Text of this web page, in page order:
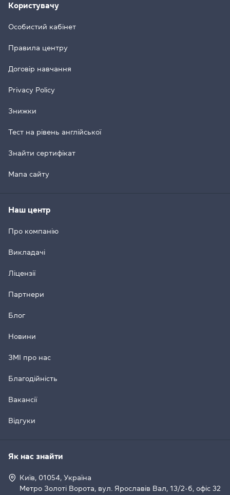
Користувачу
Особистий кабінет
Правила центру
Договір навчання
Privacy Policy
Знижки
Тест на рівень англійської
Знайти сертифікат
Мапа сайту
Наш центр
Про компанію
Викладачі
Ліцензії
Партнери
Блог
Новини
ЗМІ про нас
Благодійність
Вакансії
Відгуки
Як нас знайти
Київ, 01054, Україна
Метро Золоті Ворота, вул. Ярославів Вал, 13/2-б, офіс 32